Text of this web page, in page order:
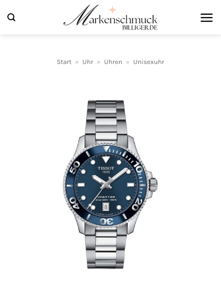
Inhalt
Start » Uhr » Uhren » Unisexuhr